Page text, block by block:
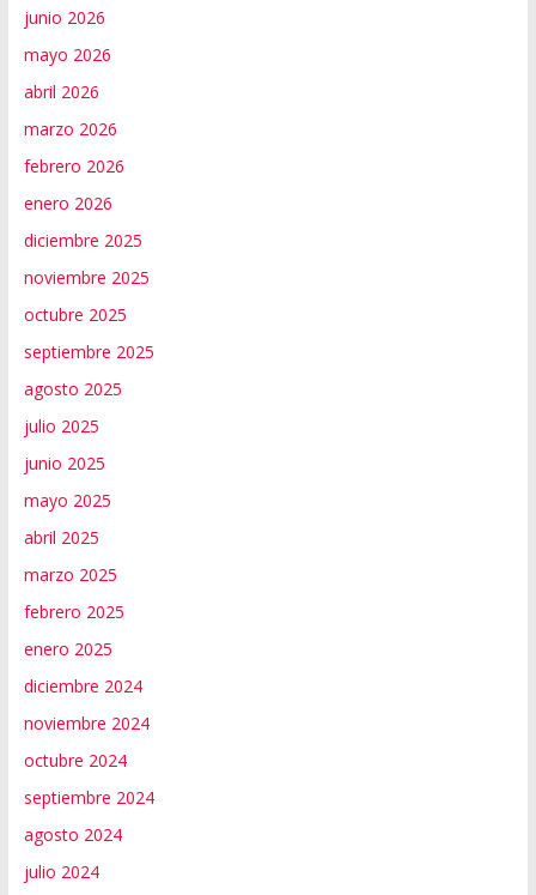
junio 2026
mayo 2026
abril 2026
marzo 2026
febrero 2026
enero 2026
diciembre 2025
noviembre 2025
octubre 2025
septiembre 2025
agosto 2025
julio 2025
junio 2025
mayo 2025
abril 2025
marzo 2025
febrero 2025
enero 2025
diciembre 2024
noviembre 2024
octubre 2024
septiembre 2024
agosto 2024
julio 2024